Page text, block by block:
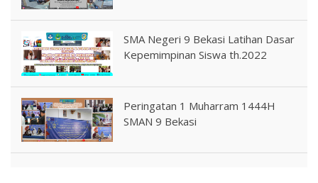
SMA Negeri 9 Bekasi Latihan Dasar
Kepemimpinan Siswa th.2022
Peringatan 1 Muharram 1444H
SMAN 9 Bekasi